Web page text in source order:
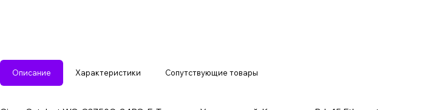
Описание Характеристики Сопутствующие товары